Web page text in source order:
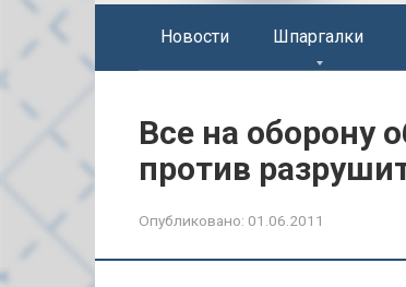
Новости Шпаргалки
Все на оборону
против
Опубликовано: 01.06.2011